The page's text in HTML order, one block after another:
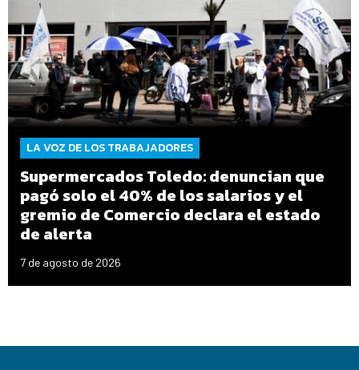
LA VOZ DE LOS TRABAJADORES
Supermercados Toledo: denuncian que
pagó solo el 40% de los salarios y el
gremio de Comercio declara el estado
de alerta
7 de agosto de 2026